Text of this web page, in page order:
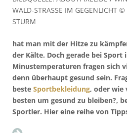
WALD-STRASSE IM GEGENLICHT ©
STURM
hat man mit der Hitze zu
der Kälte. Doch gerade bei Sport
Minustemperaturen fragen sich
denn überhaupt gesund sein.
beste Sportbekleidung, oder wie
besten um gesund zu bleiben?,
Sportler. Hier eine reihe von